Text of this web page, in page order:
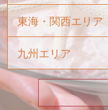
東海・関西エリア
九州エリア